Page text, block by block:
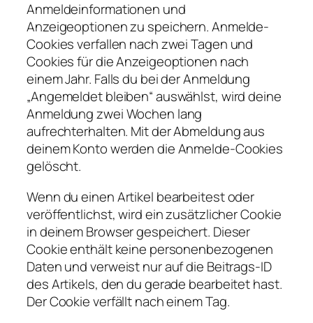
Anmeldeinformationen und
Anzeigeoptionen zu speichern. Anmelde-
Cookies verfallen nach zwei Tagen und
Cookies für die Anzeigeoptionen nach
einem Jahr. Falls du bei der Anmeldung
„Angemeldet bleiben“ auswählst, wird deine
Anmeldung zwei Wochen lang
aufrechterhalten. Mit der Abmeldung aus
deinem Konto werden die Anmelde-Cookies
gelöscht.
Wenn du einen Artikel bearbeitest oder
veröffentlichst, wird ein zusätzlicher Cookie
in deinem Browser gespeichert. Dieser
Cookie enthält keine personenbezogenen
Daten und verweist nur auf die Beitrags-ID
des Artikels, den du gerade bearbeitet hast.
Der Cookie verfällt nach einem Tag.